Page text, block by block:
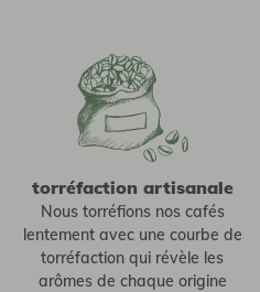
torréfaction artisanale
Nous torréfions nos cafés
lentement avec une courbe de
torréfaction qui révèle les
arômes de chaque origine